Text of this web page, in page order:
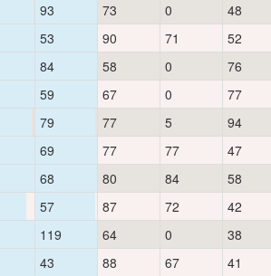
93 73 0 48
53 90 71 52
84 58 0 76
59 67 0 77
79 77 5 94
69 77 77 47
68 80 84 58
57 87 72 42
119 64 0 38
43 88 67 41